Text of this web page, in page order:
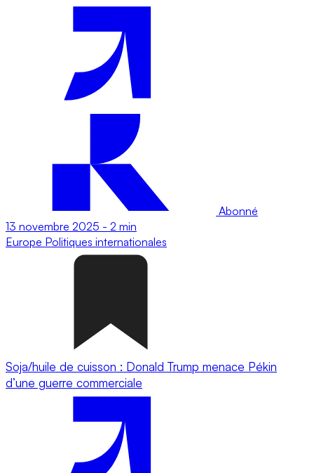
Abonné
13 novembre 2025 - 2 min
Europe Politiques internationales
Soja/huile de cuisson : Donald Trump menace Pékin
d’une guerre commerciale